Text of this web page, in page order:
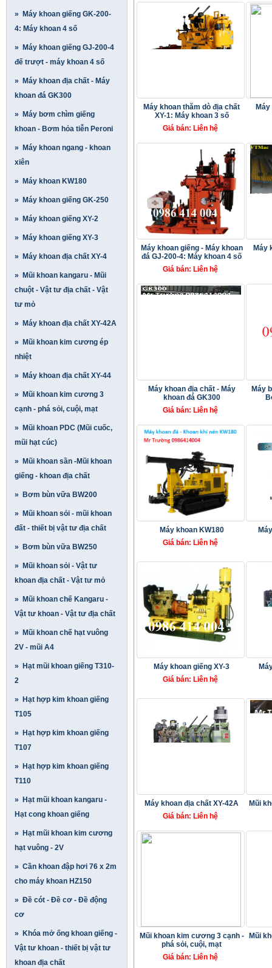
» Máy khoan giếng GK-200-
4: Máy khoan 4 số
» Máy khoan giếng GJ-200-4
đế trượt - máy khoan 4 số
» Máy khoan địa chất - Máy
khoan đá GK300
» Máy bơm chìm giếng
khoan - B­ơm hỏa tiễn Peroni
» Máy khoan ngang - khoan
xiên
» Máy khoan KW180
» Máy khoan giếng GK-250
» Máy khoan giếng XY-2
» Máy khoan giếng XY-3
» Máy khoan địa chất XY-4
» Mũi khoan kangaru - Mũi
chuột - Vật tư địa chất - Vật
tư mỏ
» Máy khoan địa chất XY-42A
» Mũi khoan kim cương ép
nhiệt
» Máy khoan địa chất XY-44
» Mũi khoan kim cương 3
cạnh - phá sỏi, cuội, mạt
» Mũi khoan PDC (Mũi cuốc,
mũi hạt cúc)
» Mũi khoan sần -Mũi khoan
giếng - khoan địa chất
» Bơm bùn vữa BW200
» Mũi khoan sỏi - mũi khoan
đất - thiết bị vật tư địa chất
» Bơm bùn vữa BW250
» Mũi khoan sỏi - Vật tư
khoan địa chất - Vật tư mỏ
» Mũi khoan chế Kangaru -
Vật tư khoan - Vật tư địa chất
» Mũi khoan chế hạt vuông
2V - mũi A4
» Hạt mũi khoan giếng T310-
2
» Hạt hợp kim khoan giếng
T105
» Hạt hợp kim khoan giếng
T107
» Hạt hợp kim khoan giếng
T110
» Hạt mũi khoan kangaru -
Hạt cong khoan giếng
» Hạt mũi khoan kim cương
hạt vuông - 2V
» Cần khoan đập hơi 76 x 2m
cho máy khoan HZ150
» Đề cót - Đề cơ - Đề động
cơ
» Khóa mở ống khoan giếng -
Vật tư khoan - thiết bị vật tư
khoan địa chất
Máy khoan thăm dò địa chất
XY-1: Máy khoan 3 số
Giá bán: Liên hệ
Máy khoan giếng - Máy khoan
đá GJ-200-4: Máy khoan 4 số
Giá bán: Liên hệ
Máy
Máy khoan địa chất - Máy
khoan đá GK300
Giá bán: Liên hệ
Máy
Máy khoan KW180
Giá bán: Liên hệ
Máy khoan giếng XY-3
Giá bán: Liên hệ
Máy khoan địa chất XY-42A
Giá bán: Liên hệ
Mũi
Mũi khoan kim cương 3 cạnh -
phá sỏi, cuội, mạt
Giá bán: Liên hệ
Mũi